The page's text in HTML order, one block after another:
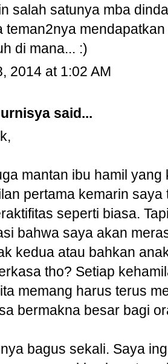
salah satunya mba
teman2nya
di mana... :)
2014 at 1:02 AM
said...
mantan ibu hamil
pertama kemarin
seperti biasa.
bahwa saya akan
kedua atau bahkan
tho? Setiap
memang harus terus
bermakna besar bagi
bagus sekali. Saya